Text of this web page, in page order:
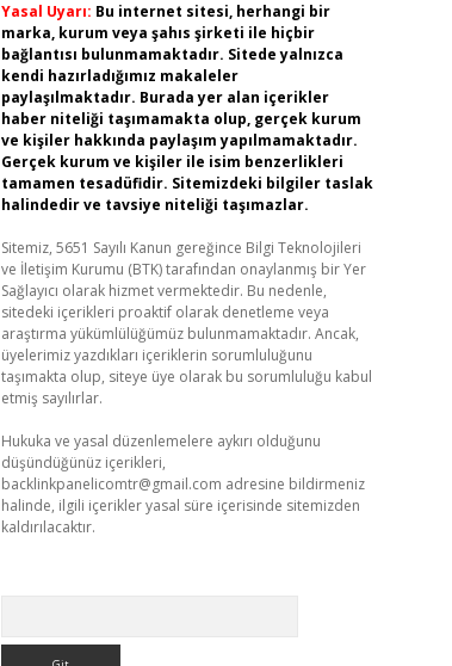
Yasal Uyarı: Bu internet sitesi, herhangi bir
marka, kurum veya şahıs şirketi ile hiçbir
bağlantısı bulunmamaktadır. Sitede yalnızca
kendi hazırladığımız makaleler
paylaşılmaktadır. Burada yer alan içerikler
haber niteliği taşımamakta olup, gerçek kurum
ve kişiler hakkında paylaşım yapılmamaktadır.
Gerçek kurum ve kişiler ile isim benzerlikleri
tamamen tesadüfidir. Sitemizdeki bilgiler taslak
halindedir ve tavsiye niteliği taşımazlar.
Sitemiz, 5651 Sayılı Kanun gereğince Bilgi Teknolojileri
ve İletişim Kurumu (BTK) tarafından onaylanmış bir Yer
Sağlayıcı olarak hizmet vermektedir. Bu nedenle,
sitedeki içerikleri proaktif olarak denetleme veya
araştırma yükümlülüğümüz bulunmamaktadır. Ancak,
üyelerimiz yazdıkları içeriklerin sorumluluğunu
taşımakta olup, siteye üye olarak bu sorumluluğu kabul
etmiş sayılırlar.
Hukuka ve yasal düzenlemelere aykırı olduğunu
düşündüğünüz içerikleri,
backlinkpanelicomtr@gmail.com adresine bildirmeniz
halinde, ilgili içerikler yasal süre içerisinde sitemizden
kaldırılacaktır.